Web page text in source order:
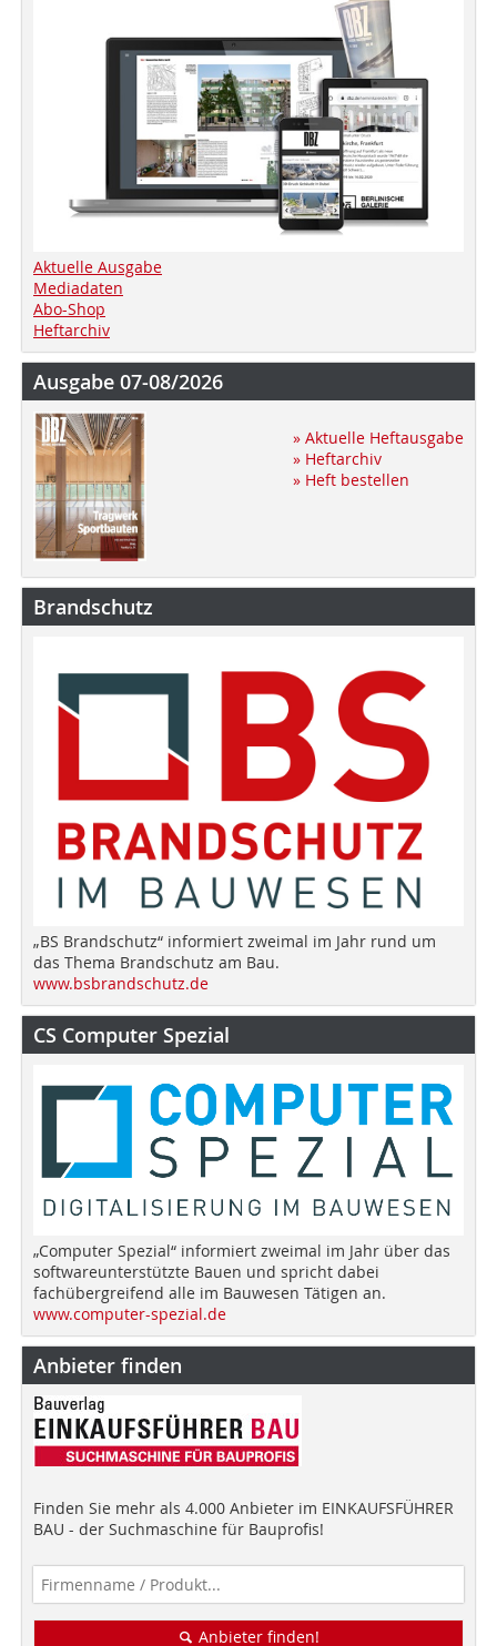
Aktuelle Ausgabe
Mediadaten
Abo-Shop
Heftarchiv
Ausgabe 07-08/2026
» Aktuelle Heftausgabe
» Heftarchiv
» Heft bestellen
Brandschutz
„BS Brandschutz“ informiert zweimal im Jahr rund um
das Thema Brandschutz am Bau.
www.bsbrandschutz.de
CS Computer Spezial
„Computer Spezial“ informiert zweimal im Jahr über das
softwareunterstützte Bauen und spricht dabei
fachübergreifend alle im Bauwesen Tätigen an.
www.computer-spezial.de
Anbieter finden
Finden Sie mehr als 4.000 Anbieter im EINKAUFSFÜHRER
BAU - der Suchmaschine für Bauprofis!
Anbieter finden!